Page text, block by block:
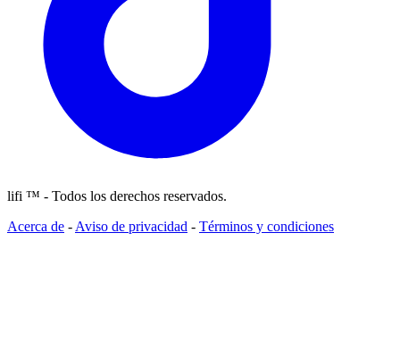
lifi ™ - Todos los derechos reservados.
Acerca de - Aviso de privacidad - Términos y condiciones